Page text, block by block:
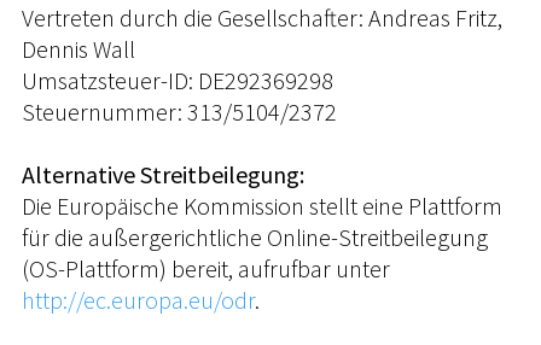
Vertreten durch die Gesellschafter: Andreas Fritz,
Dennis Wall
Umsatzsteuer-ID: DE292369298
Steuernummer: 313/5104/2372
Alternative Streitbeilegung:
Die Europäische Kommission stellt eine Plattform
für die außergerichtliche Online-Streitbeilegung
(OS-Plattform) bereit, aufrufbar unter
http://ec.europa.eu/odr.